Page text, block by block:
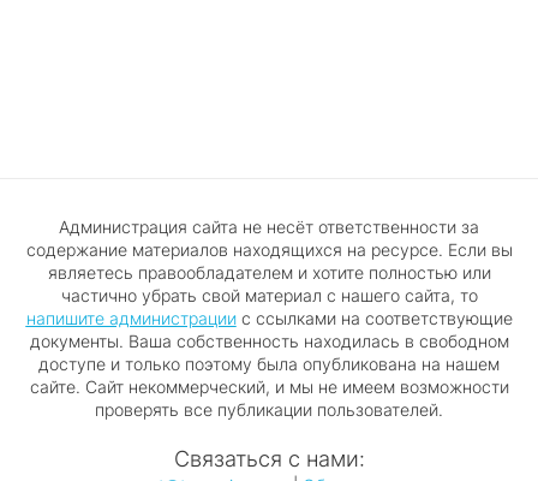
Администрация сайта не несёт ответственности за
содержание материалов находящихся на ресурсе. Если вы
являетесь правообладателем и хотите полностью или
частично убрать свой материал с нашего сайта, то
напишите администрациис ссылками на соответствующие
документы. Ваша собственность находилась в свободном
доступе и только поэтому была опубликована на нашем
сайте. Сайт некоммерческий, и мы не имеем возможности
проверять все публикации пользователей.
Связаться с нами: